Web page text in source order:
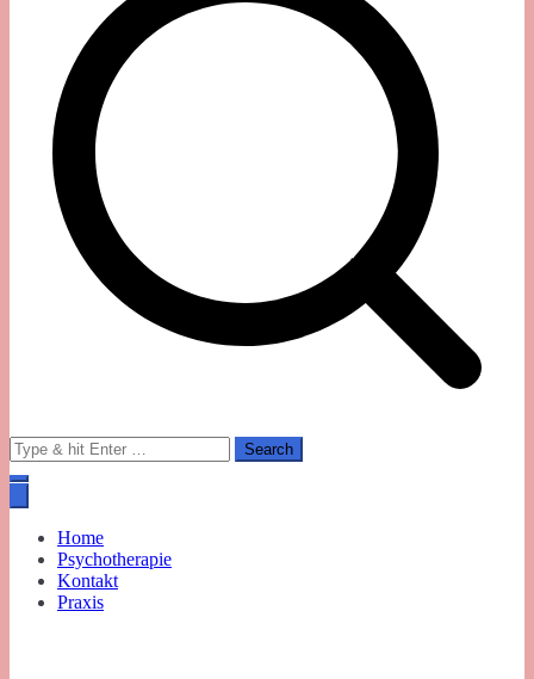
Search
for:
Home
Psychotherapie
Kontakt
Praxis